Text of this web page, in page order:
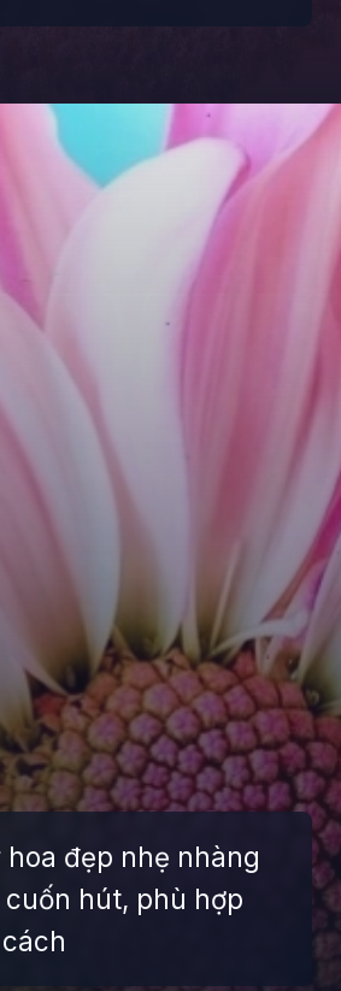
https://giaydabonghana.com/anh-avatar-tiktok-dep
đẹp nhẹ nhàng
hút, phù hợp